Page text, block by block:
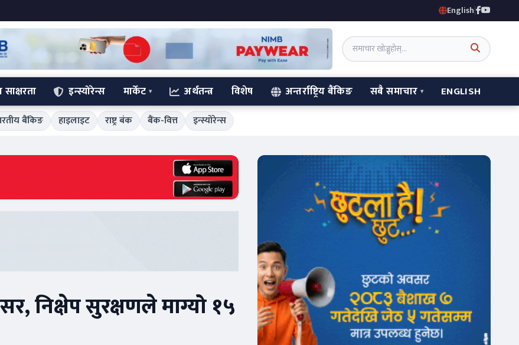
English|
साक्षरता इन्स्योरेन्स मार्केट अर्थतन्त्र विशेष अन्तर्राष्ट्रिय बैंकिङ सबै समाचार ENGLISH
बैंकिङ हाइलाइट राष्ट्र बंक बैंक-वित्त इन्स्योरेन्स
निक्षेप सुरक्षणले माग्यो १५